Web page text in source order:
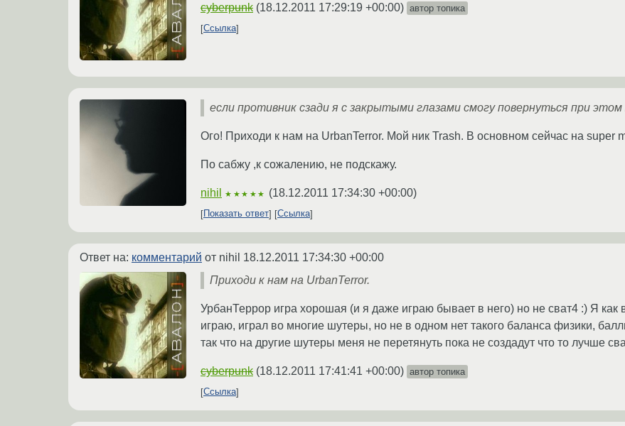
cyberpunk (18.12.2011 17:29:19 +00:00) автор топика
Ссылка
если противник сзади я с закрытыми глазами смогу повернуться при
Ого! Приходи к нам на UrbanTerror. Мой ник Trash. В основном сейчас на super
По сабжу ,к сожалению, не подскажу.
nihil ★★★★★ (18.12.2011 17:34:30 +00:00)
Показать ответ Ссылка
Ответ на: комментарий от nihil 18.12.2011 17:34:30 +00:00
Приходи к нам на UrbanTerror.
УрбанТеррор игра хорошая (и я даже играю бывает в него) но не сват4 :) Я как
играю, играл во многие шутеры, но не в одном нет такого баланса физики,
так что на другие шутеры меня не перетянуть пока не создадут что то лучше
cyberpunk (18.12.2011 17:41:41 +00:00) автор топика
Ссылка